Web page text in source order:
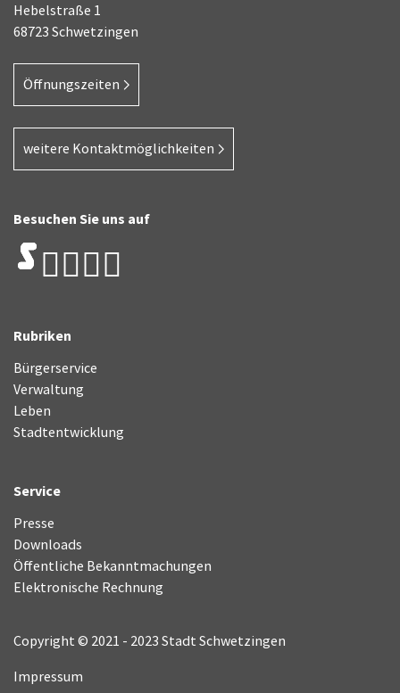
Hebelstraße 1
68723 Schwetzingen
Öffnungszeiten
weitere Kontaktmöglichkeiten
Besuchen Sie uns auf
Rubriken
Bürgerservice
Verwaltung
Leben
Stadtentwicklung
Service
Presse
Downloads
Öffentliche Bekanntmachungen
Elektronische Rechnung
Copyright © 2021 - 2023 Stadt Schwetzingen
Impressum